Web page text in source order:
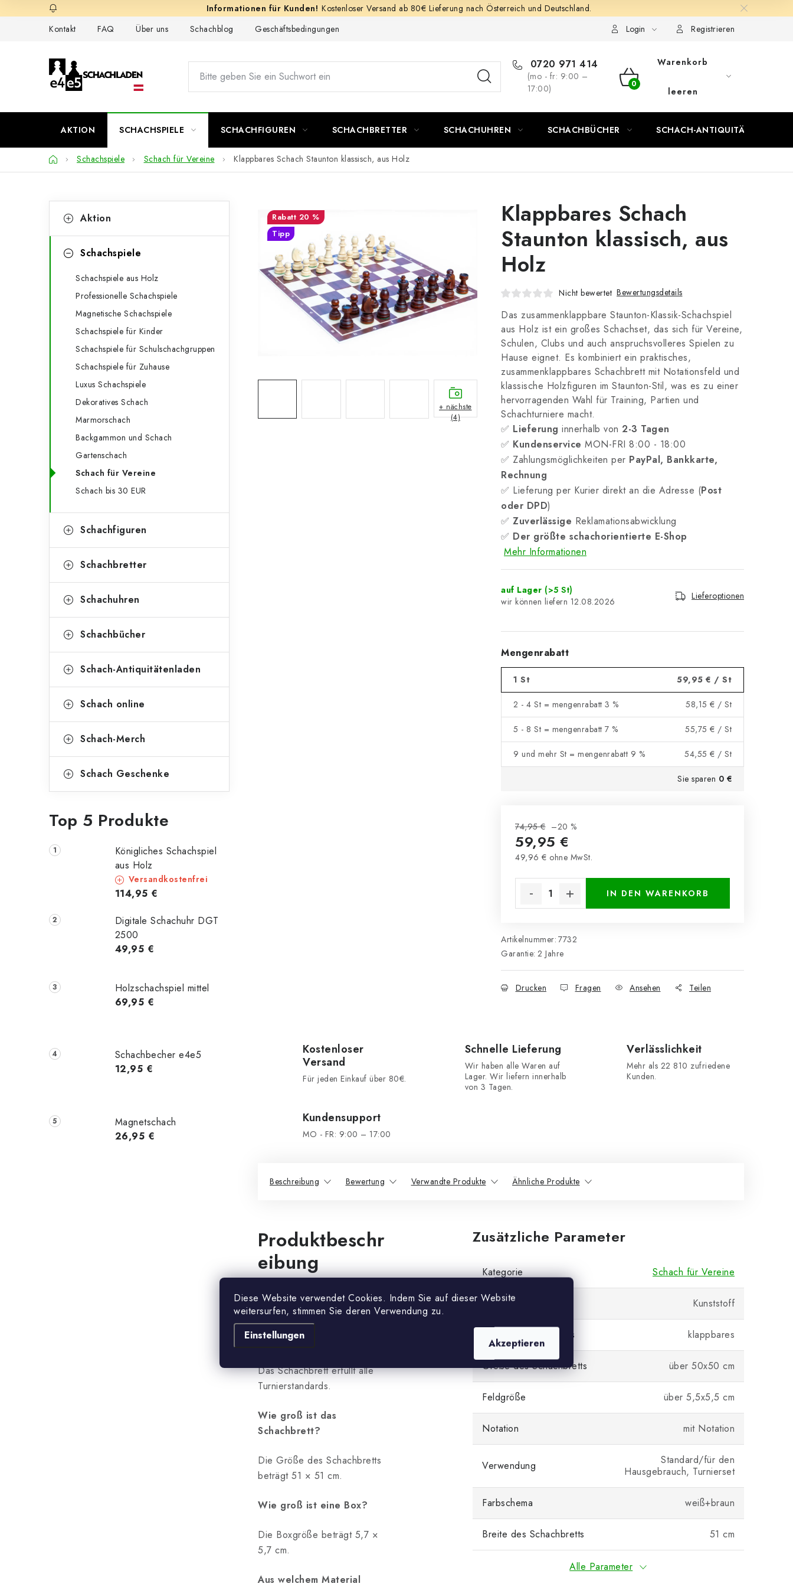
Diese Website verwendet Cookies. Indem Sie auf dieser Website
weitersurfen, stimmen Sie deren Verwendung zu.
Einstellungen
Akzeptieren
Inhalt
Kostenloser Versand ab 80€ Lieferung nach Österreich und Deutschland.
Kontakt
FAQ Über uns Schachblog Geschäftsbedingungen Login Registrieren
0720 971 414
(mo - fr: 9:00 –
17:00)
WARENKORB
Warenkorb
leeren
AKTION SCHACHSPIELE SCHACHFIGUREN SCHACHBRETTER SCHACHUHREN SCHACHBÜCHER SCHACH-ANTIQUITÄTENLADEN
StartseiteSchachspiele Schach für Vereine Klappbares Schach Staunton klassisch, aus Holz
eüberspringen
a
Aktion
Schachspiele
Schachspiele aus Holz
Professionelle Schachspiele
Magnetische Schachspiele
Schachspiele für Kinder
Schachspiele für Schulschachgruppen
Schachspiele für Zuhause
Luxus Schachspiele
Dekoratives Schach
Marmorschach
Backgammon und Schach
Gartenschach
Schach für Vereine
Schach bis 30 EUR
Schachfiguren
Schachbretter
Schachuhren
Schachbücher
Schach-Antiquitätenladen
Schach online
Schach-Merch
Schach Geschenke
Top 5 Produkte
Königliches Schachspiel
aus Holz
Versandkostenfrei
114,95 €
Digitale Schachuhr DGT
2500
49,95 €
Holzschachspiel mittel
69,95 €
Schachbecher e4e5
12,95 €
Magnetschach
26,95 €
Klappbares Schach
Staunton klassisch, aus
Holz
Nicht bewertet Bewertungsdetails
Das zusammenklappbare Staunton-Klassik-Schachspiel
aus Holz ist ein großes Schachset, das sich für Vereine,
Schulen, Clubs und auch anspruchsvolleres Spielen zu
Hause eignet. Es kombiniert ein praktisches,
zusammenklappbares Schachbrett mit Notationsfeld und
klassische Holzfiguren im Staunton-Stil, was es zu einer
hervorragenden Wahl für Training, Partien und
Schachturniere macht.
✅ Lieferung innerhalb von 2-3 Tagen
✅ Kundenservice MON-FRI 8:00 - 18:00
✅ Zahlungsmöglichkeiten per PayPal, Bankkarte,
Rechnung
✅ Lieferung per Kurier direkt an die Adresse (Post
oder DPD)
✅ Zuverlässige Reklamationsabwicklung
✅ Der größte schachorientierte E-Shop
Mehr Informationen
auf Lager (>5 St)
12.08.2026
Lieferoptionen
Mengenrabatt
1 St 59,95 € / St
2 - 4 St = mengenrabatt 3 % 58,15 € / St
5 - 8 St = mengenrabatt 7 % 55,75 € / St
9 und mehr St = mengenrabatt 9 % 54,55 € / St
Sie sparen 0 €
74,95 € –20 %
59,95 €
49,96 € ohne MwSt.
IN DEN WARENKORB
Artikelnummer: 7732
Garantie: 2 Jahre
Drucken Fragen Ansehen Teilen
20 %
Tipp
+ nächste
(4)
Kostenloser
Versand
Für jeden Einkauf über 80€.
Schnelle Lieferung
Wir haben alle Waren auf
Lager. Wir liefern innerhalb
von 3 Tagen.
Verlässlichkeit
Mehr als 22 810 zufriedene
Kunden.
Kundensupport
MO - FR: 9:00 – 17:00
Beschreibung Bewertung Verwandte Produkte Ähnliche Produkte
Produktbeschr
eibung
Mit dem hochwertigen
Klappschachbrett PVC haben
wir den Stil der Vintage-
Schachbretter zurückgebracht.
Das Schachbrett erfüllt alle
Turnierstandards.
Wie groß ist das
Schachbrett?
Die Größe des Schachbretts
beträgt 51 × 51 cm.
Wie groß ist eine Box?
Die Boxgröße beträgt 5,7 ×
5,7 cm.
Aus welchem ​​Material
Zusätzliche Parameter
Kategorie Schach für Vereine
Material Kunststoff
Typ des Schachbretts klappbares
Größe des Schachbretts über 50x50 cm
Feldgröße über 5,5x5,5 cm
Notation mit Notation
Verwendung
Standard/für den
Hausgebrauch, Turnierset
Farbschema weiß+braun
Breite des Schachbretts 51 cm
Alle Parameter